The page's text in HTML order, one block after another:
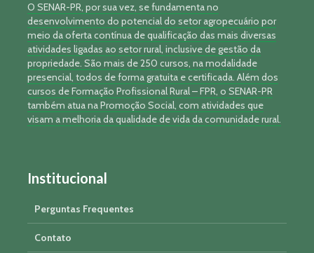
O SENAR-PR, por sua vez, se fundamenta no
desenvolvimento do potencial do setor agropecuário por
meio da oferta contínua de qualificação das mais diversas
atividades ligadas ao setor rural, inclusive de gestão da
propriedade. São mais de 250 cursos, na modalidade
presencial, todos de forma gratuita e certificada. Além dos
cursos de Formação Profissional Rural – FPR, o SENAR-PR
também atua na Promoção Social, com atividades que
visam a melhoria da qualidade de vida da comunidade rural.
Institucional
Perguntas Frequentes
Contato